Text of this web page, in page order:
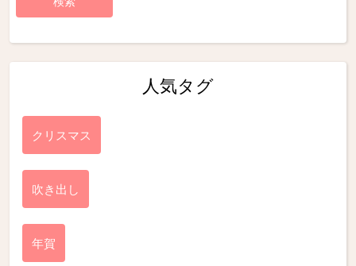
人気タグ
クリスマス
吹き出し
年賀